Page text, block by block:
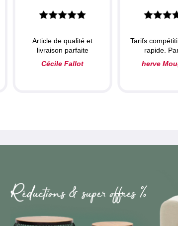
Article de qualité et
livraison parfaite
Cécile Fallot
Tarifs
rapide.
herve